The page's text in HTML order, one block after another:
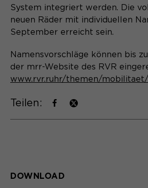
Zweck
PHPs Standard
(Formulare).
Name be_typo_user
Anbieter TYPO3
Laufzeit Ende der Sitzung
Anbieter Matomo
Laufzeit 6 Monate
Zweck Speichert die
Laufzeit
System integriert werden. Die
neuen Räder mit individuellen
September erreicht sein.
Namensvorschläge können bis
der mrr-Website des RVR
www.rvr.ruhr/themen/
Teilen:
DOWNLOAD